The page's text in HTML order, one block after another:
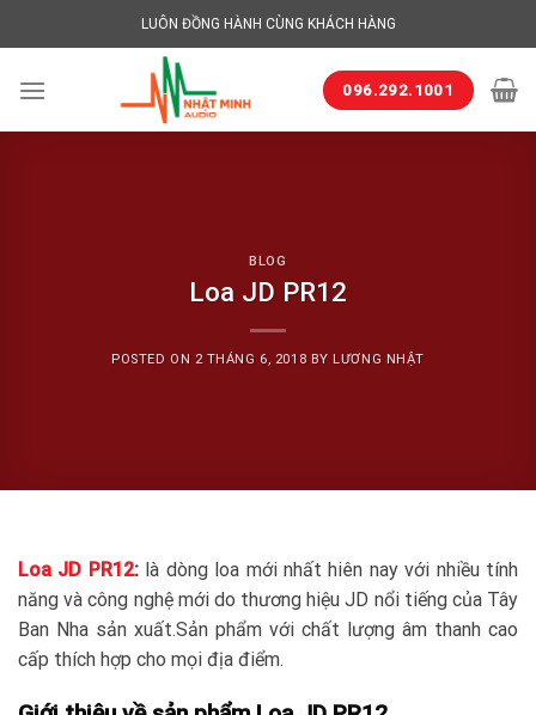
to
LUÔN ĐỒNG HÀNH CÙNG KHÁCH HÀNG
096.292.1001
BLOG
Loa JD PR12
POSTED ON 2 THÁNG 6, 2018 BY LƯƠNG NHẬT
Loa JD PR12:là dòng loa mới nhất hiên nay với nhiều tính
năng và công nghệ mới do thương hiệu JD nổi tiếng của Tây
Ban Nha sản xuất.Sản phẩm với chất lượng âm thanh cao
cấp thích hợp cho mọi địa điểm.